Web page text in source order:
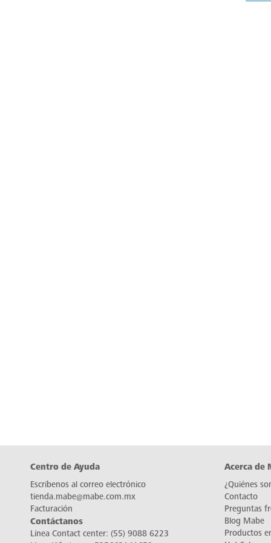
Centro de Ayuda
Escríbenos al correo electrónico
tienda.mabe@mabe.com.mx
Facturación
Contáctanos
Línea Contact center: (55) 9088 6223
Acerca de
¿Quiénes
Contacto
Preguntas
Blog Mabe
Productos